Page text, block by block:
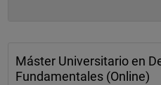
Máster Universitario en
Fundamentales (Online)